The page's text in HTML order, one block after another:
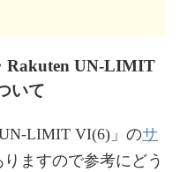
Rakuten UN-LIMIT
いて
LIMIT VI(6)」のサ
りますので参考にどう